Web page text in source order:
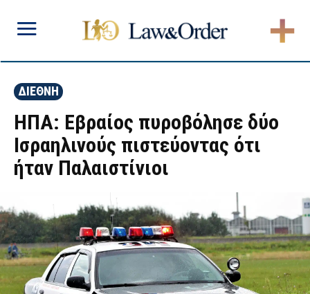
ΔΙΕΘΝΗ
ΗΠΑ: Εβραίος πυροβόλησε δύο
Ισραηλινούς πιστεύοντας ότι
ήταν Παλαιστίνιοι